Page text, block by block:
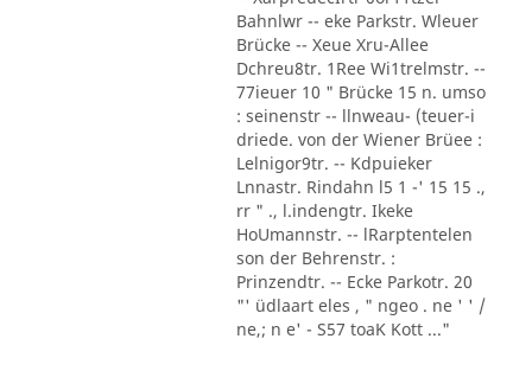
Bahnlwr -- eke Parkstr. Wleuer
Brücke -- Xeue Xru-Allee
Dchreu8tr. 1Ree Wi1trelmstr. --
77ieuer 10 " Brücke 15 n. umso
: seinenstr -- llnweau- (teuer-i
driede. von der Wiener Brüee :
Lelnigor9tr. -- Kdpuieker
Lnnastr. Rindahn l5 1 -' 15 15 .,
rr " ., l.indengtr. Ikeke
HoUmannstr. -- lRarptentelen
son der Behrenstr. :
Prinzendtr. -- Ecke Parkotr. 20
"' üdlaart eles , " ngeo . ne ' ' /
ne,; n e' - S57 toaK Kott ..."